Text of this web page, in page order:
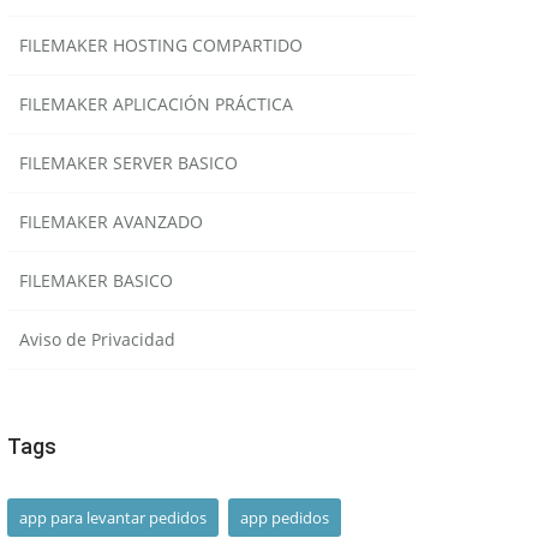
FILEMAKER HOSTING COMPARTIDO
FILEMAKER APLICACIÓN PRÁCTICA
FILEMAKER SERVER BASICO
FILEMAKER AVANZADO
FILEMAKER BASICO
Aviso de Privacidad
Tags
app para levantar pedidos app pedidos